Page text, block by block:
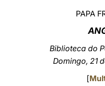
PAPA
Biblioteca do
Domingo, 21
[